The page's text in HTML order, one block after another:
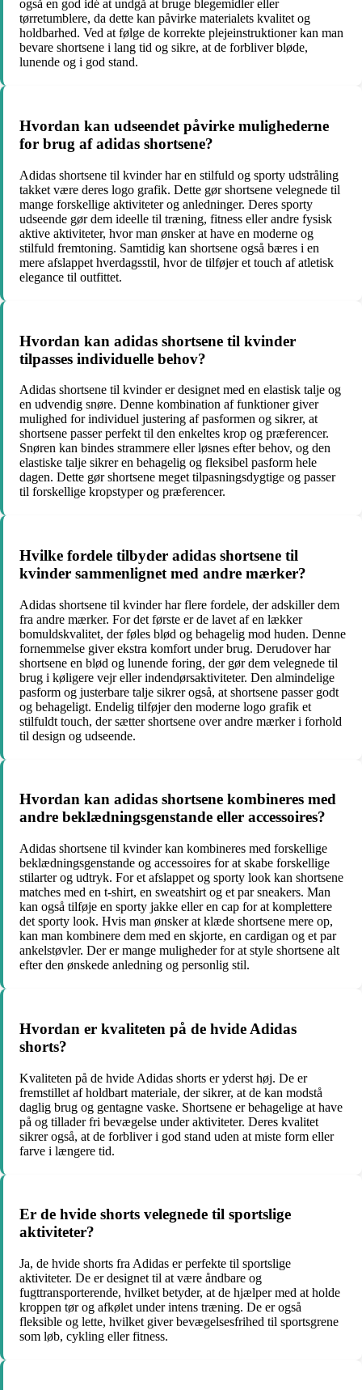
også en god idé at undgå at bruge blegemidler eller
tørretumblere, da dette kan påvirke materialets kvalitet og
holdbarhed. Ved at følge de korrekte plejeinstruktioner kan man
bevare shortsene i lang tid og sikre, at de forbliver bløde,
lunende og i god stand.
Hvordan kan udseendet påvirke mulighederne
for brug af adidas shortsene?
Adidas shortsene til kvinder har en stilfuld og sporty udstråling
takket være deres logo grafik. Dette gør shortsene velegnede til
mange forskellige aktiviteter og anledninger. Deres sporty
udseende gør dem ideelle til træning, fitness eller andre fysisk
aktive aktiviteter, hvor man ønsker at have en moderne og
stilfuld fremtoning. Samtidig kan shortsene også bæres i en
mere afslappet hverdagsstil, hvor de tilføjer et touch af atletisk
elegance til outfittet.
Hvordan kan adidas shortsene til kvinder
tilpasses individuelle behov?
Adidas shortsene til kvinder er designet med en elastisk talje og
en udvendig snøre. Denne kombination af funktioner giver
mulighed for individuel justering af pasformen og sikrer, at
shortsene passer perfekt til den enkeltes krop og præferencer.
Snøren kan bindes strammere eller løsnes efter behov, og den
elastiske talje sikrer en behagelig og fleksibel pasform hele
dagen. Dette gør shortsene meget tilpasningsdygtige og passer
til forskellige kropstyper og præferencer.
Hvilke fordele tilbyder adidas shortsene til
kvinder sammenlignet med andre mærker?
Adidas shortsene til kvinder har flere fordele, der adskiller dem
fra andre mærker. For det første er de lavet af en lækker
bomuldskvalitet, der føles blød og behagelig mod huden. Denne
fornemmelse giver ekstra komfort under brug. Derudover har
shortsene en blød og lunende foring, der gør dem velegnede til
brug i køligere vejr eller indendørsaktiviteter. Den almindelige
pasform og justerbare talje sikrer også, at shortsene passer godt
og behageligt. Endelig tilføjer den moderne logo grafik et
stilfuldt touch, der sætter shortsene over andre mærker i forhold
til design og udseende.
Hvordan kan adidas shortsene kombineres med
andre beklædningsgenstande eller accessoires?
Adidas shortsene til kvinder kan kombineres med forskellige
beklædningsgenstande og accessoires for at skabe forskellige
stilarter og udtryk. For et afslappet og sporty look kan shortsene
matches med en t-shirt, en sweatshirt og et par sneakers. Man
kan også tilføje en sporty jakke eller en cap for at komplettere
det sporty look. Hvis man ønsker at klæde shortsene mere op,
kan man kombinere dem med en skjorte, en cardigan og et par
ankelstøvler. Der er mange muligheder for at style shortsene alt
efter den ønskede anledning og personlig stil.
Hvordan er kvaliteten på de hvide Adidas
shorts?
Kvaliteten på de hvide Adidas shorts er yderst høj. De er
fremstillet af holdbart materiale, der sikrer, at de kan modstå
daglig brug og gentagne vaske. Shortsene er behagelige at have
på og tillader fri bevægelse under aktiviteter. Deres kvalitet
sikrer også, at de forbliver i god stand uden at miste form eller
farve i længere tid.
Er de hvide shorts velegnede til sportslige
aktiviteter?
Ja, de hvide shorts fra Adidas er perfekte til sportslige
aktiviteter. De er designet til at være åndbare og
fugttransporterende, hvilket betyder, at de hjælper med at holde
kroppen tør og afkølet under intens træning. De er også
fleksible og lette, hvilket giver bevægelsesfrihed til sportsgrene
som løb, cykling eller fitness.